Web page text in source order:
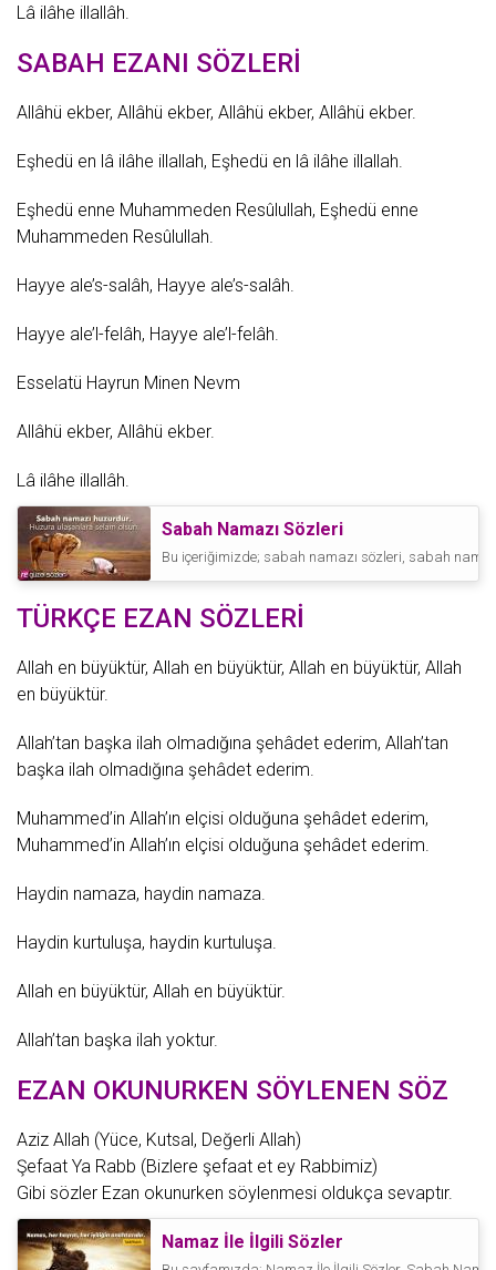
Lâ ilâhe illallâh.
SABAH EZANI SÖZLERİ
Allâhü ekber, Allâhü ekber, Allâhü ekber, Allâhü ekber.
Eşhedü en lâ ilâhe illallah, Eşhedü en lâ ilâhe illallah.
Eşhedü enne Muhammeden Resûlullah, Eşhedü enne
Muhammeden Resûlullah.
Hayye ale’s-salâh, Hayye ale’s-salâh.
Hayye ale’l-felâh, Hayye ale’l-felâh.
Esselatü Hayrun Minen Nevm
Allâhü ekber, Allâhü ekber.
Lâ ilâhe illallâh.
Sabah Namazı Sözleri
Bu içeriğimizde; sabah namazı sözleri, sabah
TÜRKÇE EZAN SÖZLERİ
Allah en büyüktür, Allah en büyüktür, Allah en büyüktür, Allah
en büyüktür.
Allah’tan başka ilah olmadığına şehâdet ederim, Allah’tan
başka ilah olmadığına şehâdet ederim.
Muhammed’in Allah’ın elçisi olduğuna şehâdet ederim,
Muhammed’in Allah’ın elçisi olduğuna şehâdet ederim.
Haydin namaza, haydin namaza.
Haydin kurtuluşa, haydin kurtuluşa.
Allah en büyüktür, Allah en büyüktür.
Allah’tan başka ilah yoktur.
EZAN OKUNURKEN SÖYLENEN SÖZ
Aziz Allah (Yüce, Kutsal, Değerli Allah)
Şefaat Ya Rabb (Bizlere şefaat et ey Rabbimiz)
Gibi sözler Ezan okunurken söylenmesi oldukça sevaptır.
Namaz İle İlgili Sözler